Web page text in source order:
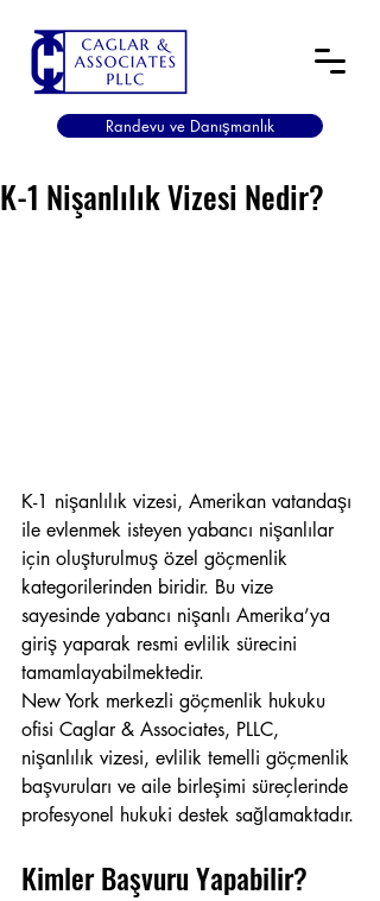
Randevu ve Danışmanlık
K-1 Nişanlılık Vizesi Nedir?
K-1 nişanlılık vizesi, Amerikan vatandaşı
ile evlenmek isteyen yabancı nişanlılar
için oluşturulmuş özel göçmenlik
kategorilerinden biridir. Bu vize
sayesinde yabancı nişanlı Amerika’ya
giriş yaparak resmi evlilik sürecini
tamamlayabilmektedir.
New York merkezli göçmenlik hukuku
ofisi Caglar & Associates, PLLC,
nişanlılık vizesi, evlilik temelli göçmenlik
başvuruları ve aile birleşimi süreçlerinde
profesyonel hukuki destek sağlamaktadır.
Kimler Başvuru Yapabilir?